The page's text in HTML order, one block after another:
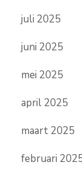
juli 2025
juni 2025
mei 2025
april 2025
maart 2025
februari